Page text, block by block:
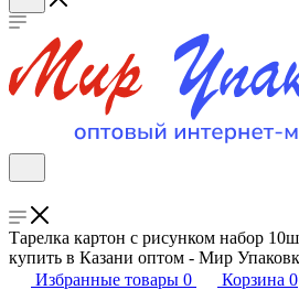
Тарелка картон с рисунком набор
купить в Казани оптом - Мир
Избранные товары 0 Корзина 0